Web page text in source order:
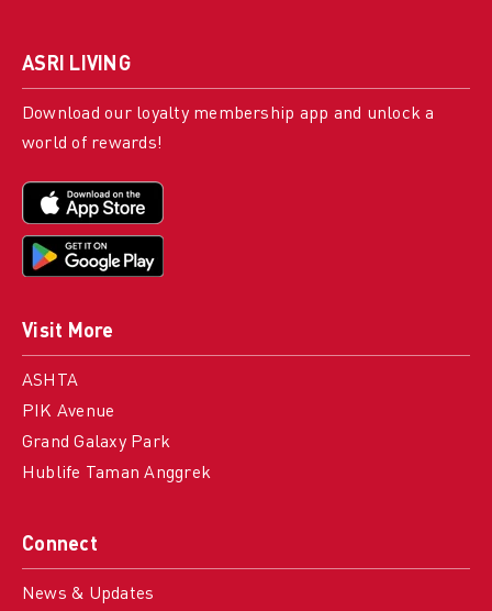
Connect
News & Updates
Visit More
ASHTA
PIK Avenue
Grand Galaxy Park
Hublife Taman Anggrek
ASRI LIVING
Download our loyalty membership app and unlock a
world of rewards!